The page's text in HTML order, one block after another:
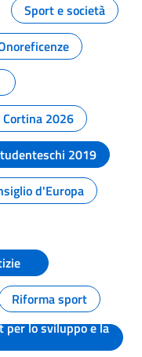
Sport e società
2026
2019
d'Europa
Riforma sport
per lo sviluppo e la